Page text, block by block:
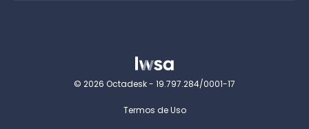
© 2026 Octadesk - 19.797.284/0001-17
Termos de Uso